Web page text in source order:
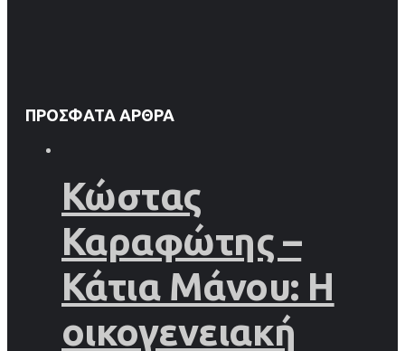
ΠΡΌΣΦΑΤΑ ΆΡΘΡΑ
Κώστας
Καραφώτης –
Κάτια Μάνου: Η
οικογενειακή